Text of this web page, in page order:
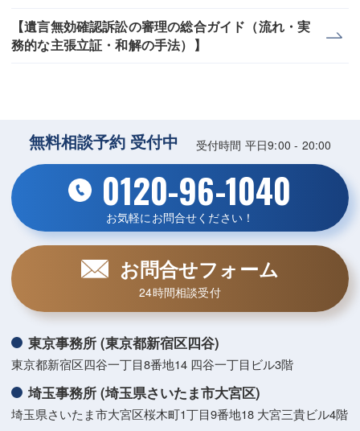
【遺言無効確認訴訟の審理の総合ガイド（流れ・実
務的な主張立証・和解の手法）】
無料相談予約 受付中 受付時間 平日9:00 - 20:00
0120-96-1040
お気軽にお問合せください！
お問合せフォーム
24時間相談受付
東京事務所 (東京都新宿区四谷)
東京都新宿区四谷一丁目8番地14 四谷一丁目ビル3階
埼玉事務所 (埼玉県さいたま市大宮区)
埼玉県さいたま市大宮区桜木町1丁目9番地18 大宮三貴ビル4階